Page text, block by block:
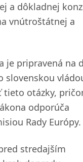
a dôkladnej
vnútroštátnej a
je pripravená na
slovenskou
tieto otázky,
odporúča
Rady Európy.
stredajším